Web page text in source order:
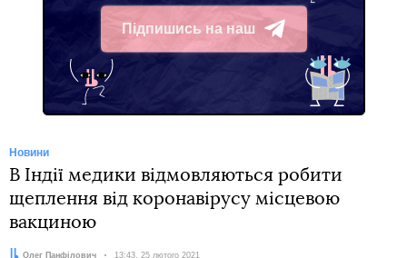
Підпишись на наш
Telegram
Новини
В Індії медики відмовляються робити
щеплення від коронавірусу місцевою
вакциною
Автор:
Олег Панфілович Дата:
13:43, 25 лютого 2021